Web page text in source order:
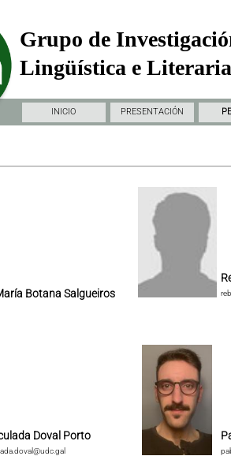
Grupo de
Lingüística e
INICIO PRESENTACIÓN
Botana Salgueiros
Doval Porto